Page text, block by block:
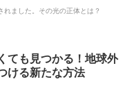
ました。その光の正体とは？
ても見つかる！地球外
ける新たな方法